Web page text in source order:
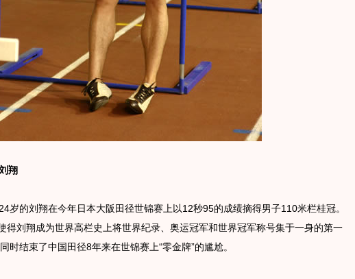
翔
岁的刘翔在今年日本大阪田径世锦赛上以12秒95的成绩摘得男子110米栏桂冠。
得刘翔成为世界高栏史上将世界纪录、奥运冠军和世界冠军称号集于一身的第一
时结束了中国田径8年来在世锦赛上“零金牌”的尴尬。